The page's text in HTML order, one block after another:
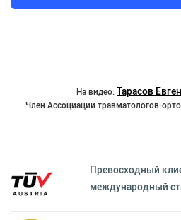
На видео: Тарасов
Член Ассоциации травматологов-
Превосходный
международный